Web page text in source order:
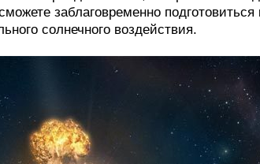
заблаговременно
солнечного воздействия.